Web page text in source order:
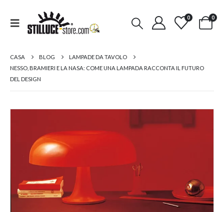
0 0
CASA BLOG
LAMPADE DA TAVOLO
NESSO, BRAMIERI E LA NASA: COME UNA LAMPADA RACCONTA IL FUTURO
DEL DESIGN